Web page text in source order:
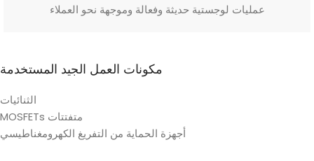
عمليات لوجستية حديثة وفعالة وموجهة نحو العملاء
مكونات العمل الجيد المستخدمة
الثنائيات
متفتتات MOSFETs
أجهزة الحماية من التفريغ الكهرومغناطيسي